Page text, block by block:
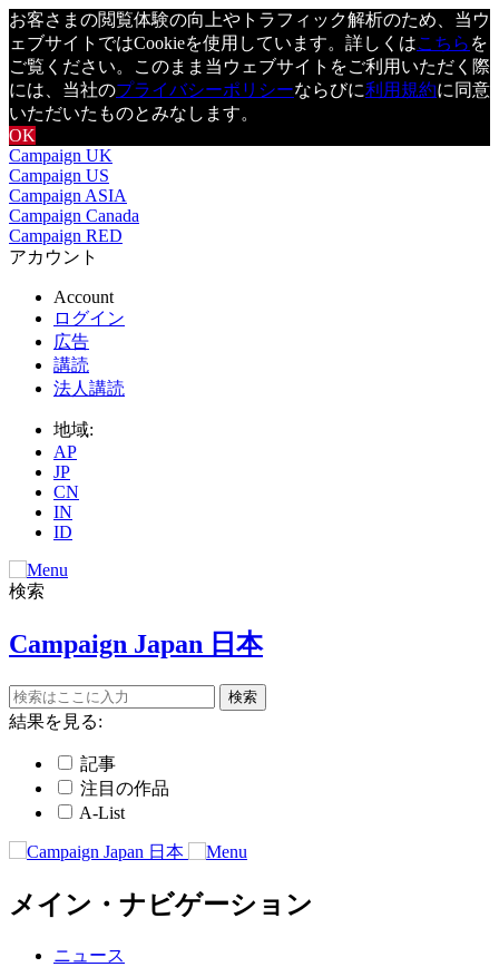
お客さまの閲覧体験の向上やトラフィック解析のため、当ウ
ェブサイトではCookieを使用しています。詳しくはこちら を
ご覧ください。このまま当ウェブサイトをご利用いただく際
には、当社のプライバシーポリシーならびに利用規約に同意
いただいたものとみなします。
OK
Campaign UK
Campaign US
Campaign ASIA
Campaign Canada
Campaign RED
アカウント
Account
ログイン
広告
講読
法人講読
地域:
AP
JP
CN
IN
ID
検索
Campaign Japan 日本
結果を見る:
記事
注目の作品
A-List
メイン・ナビゲーション
ニュース